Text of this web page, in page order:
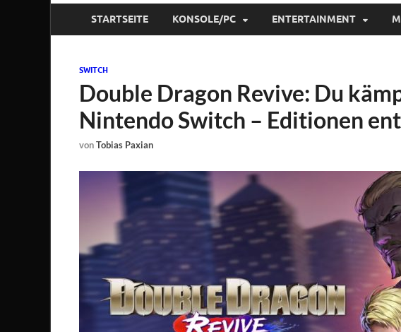
STARTSEITE KONSOLE/PC ENTERTAINMENT
SWITCH
Double Dragon Revive: Du
Nintendo Switch – Editionen
vonTobias Paxian